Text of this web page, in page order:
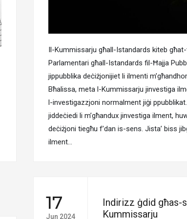
Il-Kummissarju għall-Istandards kiteb
Parlamentari għall-Istandards fil-Ħajja
jippubblika deċiżjonijiet li ilmenti
Bħalissa, meta l-Kummissarju jinvestiga
l-investigazzjoni normalment jiġi
jiddeċiedi li m’għandux jinvestiga ilment,
deċiżjoni tiegħu f’dan is-sens. Jista’ biss
ilment…
17
Jun 2024
Indirizz ġdid
Kummissarju